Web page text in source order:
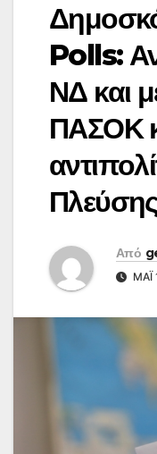
Polls:
ΝΔ και
ΠΑΣΟΚ
Από
ΜΆΙ